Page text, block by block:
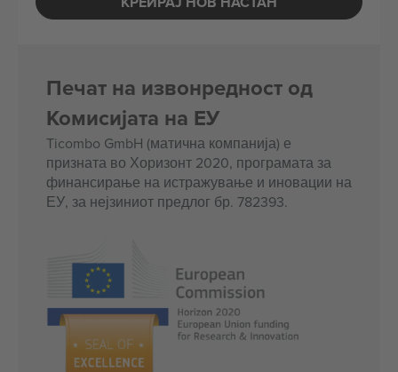
Печат на извонредност од
Комисијата на ЕУ
Ticombo GmbH (матична компанија) е
призната во Хоризонт 2020, програмата за
финансирање на истражување и иновации на
ЕУ, за нејзиниот предлог бр. 782393.